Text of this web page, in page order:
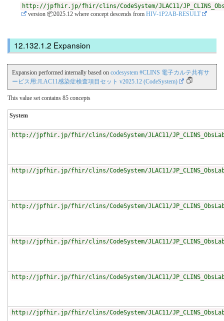
http://jpfhir.jp/fhir/clins/CodeSystem/JLAC11/
version 📦2025.12 where concept descends from HIV-1P2AB-RESULT
Expansion
Expansion performed internally based on codesystem #CLINS 電子カルテ共有サ
ービス用:JLAC11感染症検査項目セット v2025.12 (CodeSystem)
This value set contains 85 concepts
System
http://jpfhir.jp/fhir/clins/CodeSystem/JLAC11/
http://jpfhir.jp/fhir/clins/CodeSystem/JLAC11/
http://jpfhir.jp/fhir/clins/CodeSystem/JLAC11/
http://jpfhir.jp/fhir/clins/CodeSystem/JLAC11/
http://jpfhir.jp/fhir/clins/CodeSystem/JLAC11/
http://jpfhir.jp/fhir/clins/CodeSystem/JLAC11/